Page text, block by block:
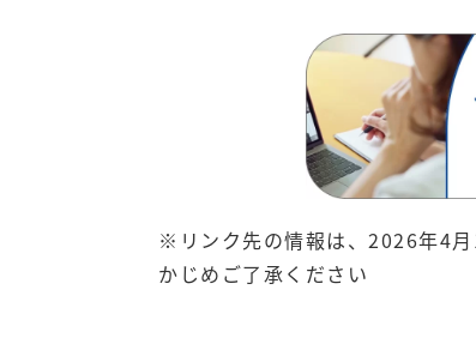
※リンク先の情報は、2026年4月
かじめご了承ください